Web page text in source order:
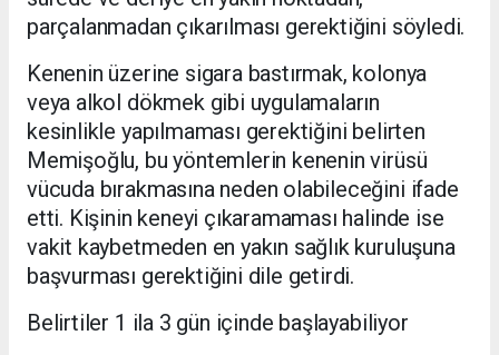
parçalanmadan çıkarılması gerektiğini söyledi.
Kenenin üzerine sigara bastırmak, kolonya
veya alkol dökmek gibi uygulamaların
kesinlikle yapılmaması gerektiğini belirten
Memişoğlu, bu yöntemlerin kenenin virüsü
vücuda bırakmasına neden olabileceğini ifade
etti. Kişinin keneyi çıkaramaması halinde ise
vakit kaybetmeden en yakın sağlık kuruluşuna
başvurması gerektiğini dile getirdi.
Belirtiler 1 ila 3 gün içinde başlayabiliyor